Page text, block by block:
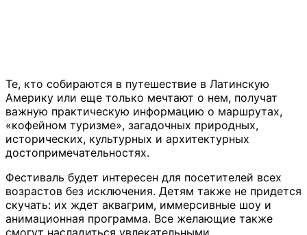
Те, кто собираются в путешествие в Латинскую
Америку или еще только мечтают о нем, получат
важную практическую информацию о маршрутах,
«кофейном туризме», загадочных природных,
исторических, культурных и архитектурных
достопримечательностях.
Фестиваль будет интересен для посетителей всех
возрастов без исключения. Детям также не придется
скучать: их ждет аквагрим, иммерсивные шоу и
анимационная программа. Все желающие также